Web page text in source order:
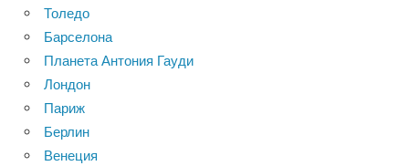
Толедо
Барселона
Планета Антония Гауди
Лондон
Париж
Берлин
Венеция